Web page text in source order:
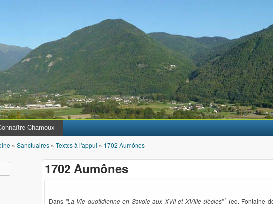
Chamoux
ici» Sanctuaires » Textes à l'appui » 1702 Aumônes
1702 Aumônes
Dans "La Vie quotidienne en Savoie aux XVII et XVIIIe siècles"1
(ed. Fontaine
de recherche